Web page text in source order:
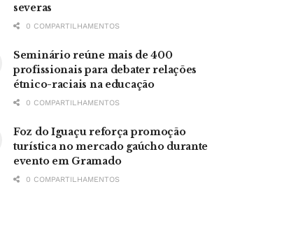
severas
0 COMPARTILHAMENTOS
Seminário reúne mais de 400
profissionais para debater relações
étnico-raciais na educação
0 COMPARTILHAMENTOS
Foz do Iguaçu reforça promoção
turística no mercado gaúcho durante
evento em Gramado
0 COMPARTILHAMENTOS